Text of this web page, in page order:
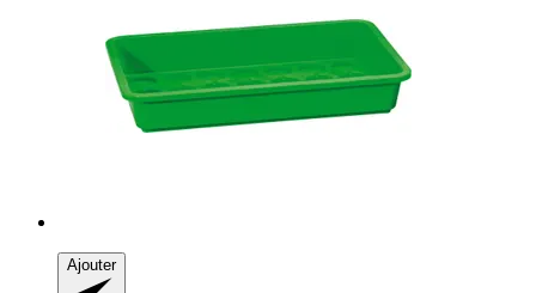
Ajouter